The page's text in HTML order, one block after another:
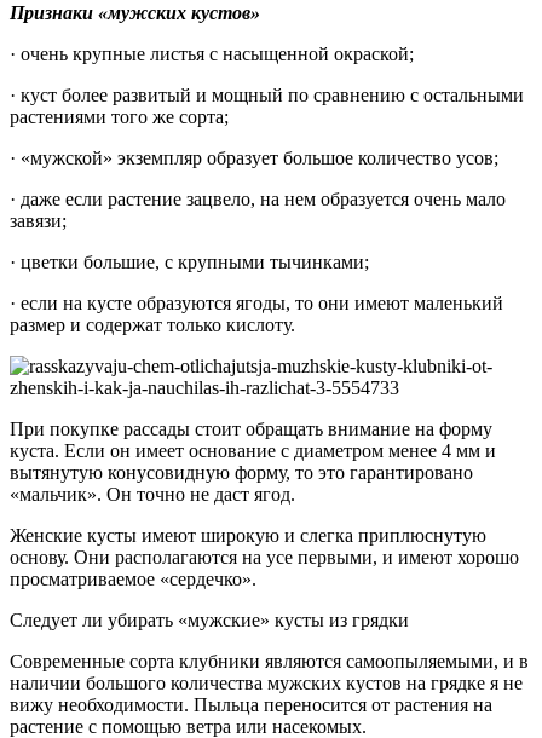
Признаки «мужских кустов»
· очень крупные листья с насыщенной окраской;
· куст более развитый и мощный по сравнению с остальными
растениями того же сорта;
· «мужской» экземпляр образует большое количество усов;
· даже если растение зацвело, на нем образуется очень мало
завязи;
· цветки большие, с крупными тычинками;
· если на кусте образуются ягоды, то они имеют маленький
размер и содержат только кислоту.
При покупке рассады стоит обращать внимание на форму
куста. Если он имеет основание с диаметром менее 4 мм и
вытянутую конусовидную форму, то это гарантировано
«мальчик». Он точно не даст ягод.
Женские кусты имеют широкую и слегка приплюснутую
основу. Они располагаются на усе первыми, и имеют хорошо
просматриваемое «сердечко».
Следует ли убирать «мужские» кусты из грядки
Современные сорта клубники являются самоопыляемыми, и в
наличии большого количества мужских кустов на грядке я не
вижу необходимости. Пыльца переносится от растения на
растение с помощью ветра или насекомых.